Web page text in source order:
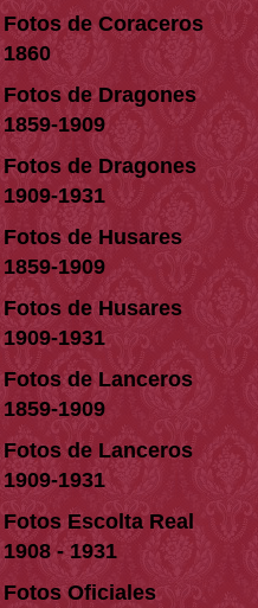
Fotos de Coraceros
1860
Fotos de Dragones
1859-1909
Fotos de Dragones
1909-1931
Fotos de Husares
1859-1909
Fotos de Husares
1909-1931
Fotos de Lanceros
1859-1909
Fotos de Lanceros
1909-1931
Fotos Escolta Real
1908 - 1931
Fotos Oficiales